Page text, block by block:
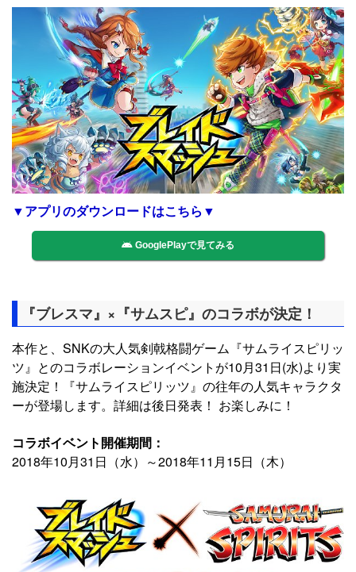
▼アプリのダウンロードはこちら▼
GooglePlayで見てみる
『ブレスマ』×『サムスピ』のコラボが決定！
本作と、SNKの大人気剣戟格闘ゲーム『サムライスピリッ
ツ』とのコラボレーションイベントが10月31日(水)より実
施決定！『サムライスピリッツ』の往年の人気キャラクタ
ーが登場します。詳細は後日発表！ お楽しみに！
コラボイベント開催期間：
2018年10月31日（水）～2018年11月15日（木）